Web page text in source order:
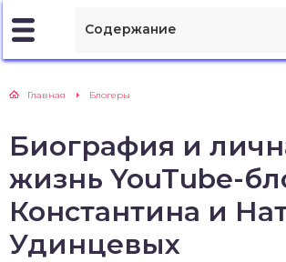
Содержание
Главная Блогеры
Биография и
жизнь YouTube-
Константина и
Удинцевых